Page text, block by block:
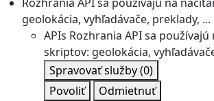
geolokácia, vyhľadávače, preklady, ...
APIs Rozhrania API sa
skriptov: geolokácia,
Spravovať služby(0)
Povoliť
Odmietnuť